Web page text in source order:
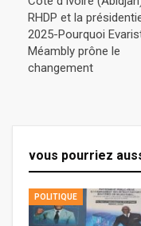
RHDP et la
2025-Pourquoi
Méambly prône le
changement
vous pourriez
POLITIQUE